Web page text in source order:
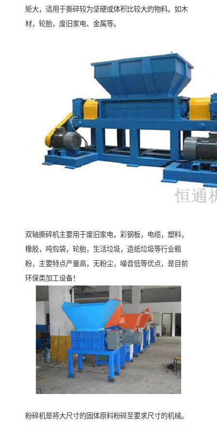
矩大，适用于撕碎较为坚硬或体积比较大的物料。如木
材，轮胎，废旧家电、金属等。
双轴撕碎机主要用于废旧家电，彩钢板，电缆，塑料，
橡胶，吨包袋，轮胎，生活垃圾，造纸垃圾等行业粗
粉，主要特点产量高，无粉尘，噪音低等优点，是目前
环保类加工设备！
粉碎机是将大尺寸的固体原料粉碎至要求尺寸的机械。